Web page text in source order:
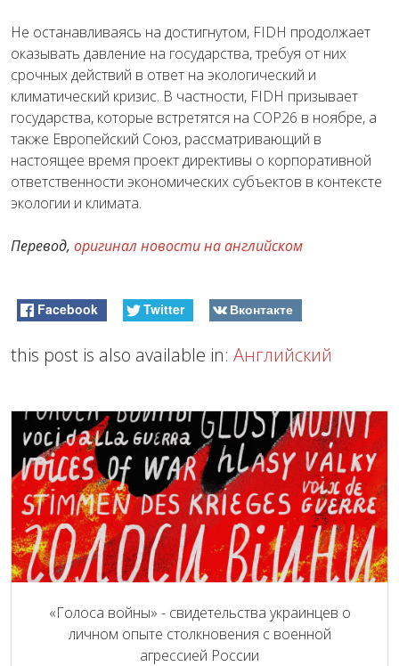
Не останавливаясь на достигнутом, FIDH продолжает
оказывать давление на государства, требуя от них
срочных действий в ответ на экологический и
климатический кризис. В частности, FIDH призывает
государства, которые встретятся на COP26 в ноябре, а
также Европейский Союз, рассматривающий в
настоящее время проект директивы о корпоративной
ответственности экономических субъектов в контексте
экологии и климата.
Перевод, оригинал новости на английском
Facebook Twitter Вконтакте
this post is also available in: Английский
«Голоса войны» - свидетельства украинцев о
личном опыте столкновения с военной
агрессией России